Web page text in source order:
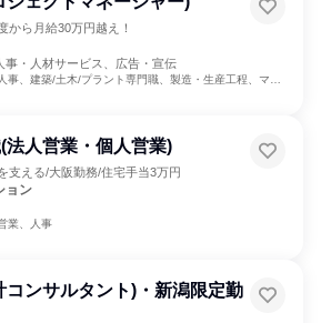
から月給30万円越え！
事・人材サービス、広告・宣伝
人事、建築/土木/プラント専門職、製造・生産工程、マーケティング・広告・宣伝
法人営業・個人営業)
支える/大阪勤務/住宅手当3万円
ョン
業、人事
コンサルタント)・新潟限定勤